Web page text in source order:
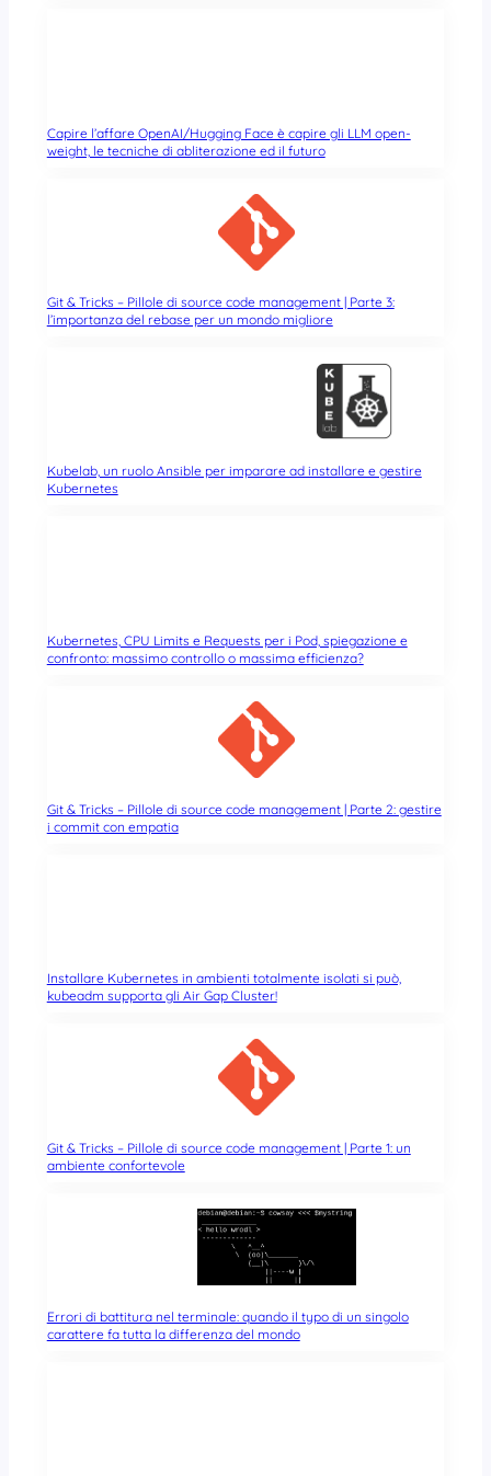
Capire l’affare OpenAI/Hugging Face è capire gli LLM open-
weight, le tecniche di abliterazione ed il futuro
Git & Tricks – Pillole di source code management | Parte 3:
l’importanza del rebase per un mondo migliore
Kubelab, un ruolo Ansible per imparare ad installare e gestire
Kubernetes
Kubernetes, CPU Limits e Requests per i Pod, spiegazione e
confronto: massimo controllo o massima efficienza?
Git & Tricks – Pillole di source code management | Parte 2: gestire
i commit con empatia
Installare Kubernetes in ambienti totalmente isolati si può,
kubeadm supporta gli Air Gap Cluster!
Git & Tricks – Pillole di source code management | Parte 1: un
ambiente confortevole
Errori di battitura nel terminale: quando il typo di un singolo
carattere fa tutta la differenza del mondo